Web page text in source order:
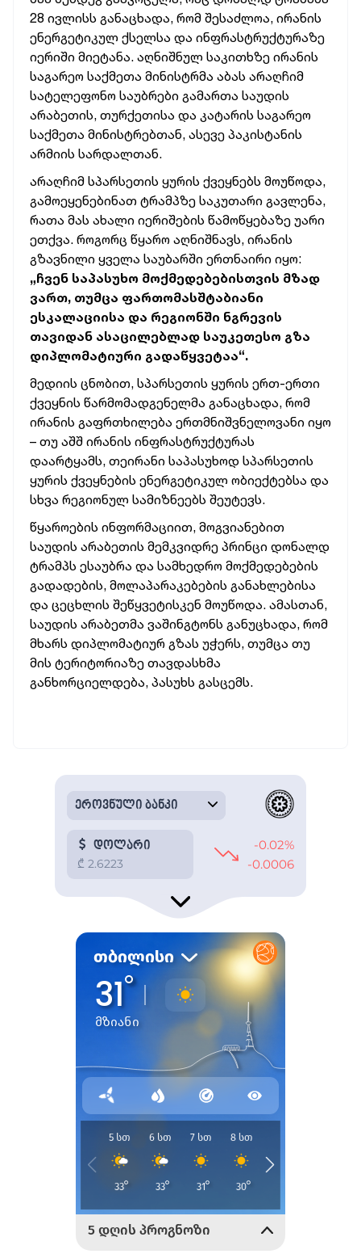
28 ივლისს განაცხადა, რომ შესაძლოა, ირანის
ენერგეტიკულ ქსელსა და ინფრასტრუქტურაზე
იერიში მიეტანა. აღნიშნულ საკითხზე ირანის
საგარეო საქმეთა მინისტრმა აბას არაღჩიმ
სატელეფონო საუბრები გამართა საუდის
არაბეთის, თურქეთისა და კატარის საგარეო
საქმეთა მინისტრებთან, ასევე პაკისტანის
არმიის სარდალთან.
არაღჩიმ სპარსეთის ყურის ქვეყნებს მოუწოდა,
გამოეყენებინათ ტრამპზე საკუთარი გავლენა,
რათა მას ახალი იერიშების წამოწყებაზე უარი
ეთქვა. როგორც წყარო აღნიშნავს, ირანის
გზავნილი ყველა საუბარში ერთნაირი იყო:
„ჩვენ საპასუხო მოქმედებებისთვის მზად
ვართ, თუმცა ფართომასშტაბიანი
ესკალაციისა და რეგიონში ნგრევის
თავიდან ასაცილებლად საუკეთესო გზა
დიპლომატიური გადაწყვეტაა“.
მედიის ცნობით, სპარსეთის ყურის ერთ-ერთი
ქვეყნის წარმომადგენელმა განაცხადა, რომ
ირანის გაფრთხილება ერთმნიშვნელოვანი იყო
– თუ აშშ ირანის ინფრასტრუქტურას
დაარტყამს, თეირანი საპასუხოდ სპარსეთის
ყურის ქვეყნების ენერგეტიკულ ობიექტებსა და
სხვა რეგიონულ სამიზნეებს შეუტევს.
წყაროების ინფორმაციით, მოგვიანებით
საუდის არაბეთის მემკვიდრე პრინცი დონალდ
ტრამპს ესაუბრა და სამხედრო მოქმედებების
გადადების, მოლაპარაკებების განახლებისა
და ცეცხლის შეწყვეტისკენ მოუწოდა. ამასთან,
საუდის არაბეთმა ვაშინგტონს განუცხადა, რომ
მხარს დიპლომატიურ გზას უჭერს, თუმცა თუ
მის ტერიტორიაზე თავდასხმა
განხორციელდება, პასუხს გასცემს.